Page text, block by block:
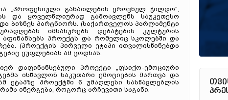
„პროფესიული განათლების ეროვნულ ჯილდო",
და ყოველწლიურად გამოავლენს საუკეთესო
ბიზნეს პარტნიორს. (საქართველოს პარლამენტი
იმსახურებს დებატების კულტურის
პროექტს და რომელიც სკოლებში და
(პროექტის პირველი ეტაპი ითვალისწინებდა
ეუფლებიან ამ ცოდნას.
დაფინანსებული პროექტი „ფსიქო-ემოციური
ისწავლონ საკუთარი ემოციების მართვა და
ეტაპზე პროექტში 6 უმაღლესი სასწავლებლის
ინერგება, როგორც არჩევითი საგანი.